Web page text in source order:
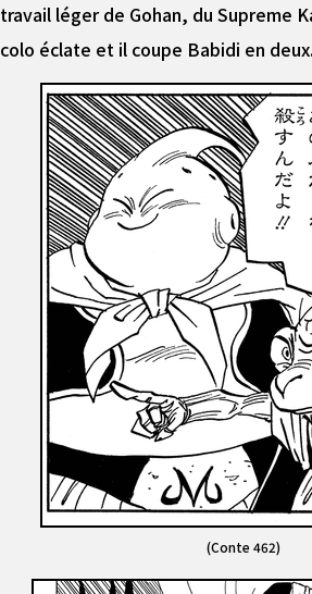
léger de Gohan, du Supreme
éclate et il coupe Babidi en deux.
(Conte 462)